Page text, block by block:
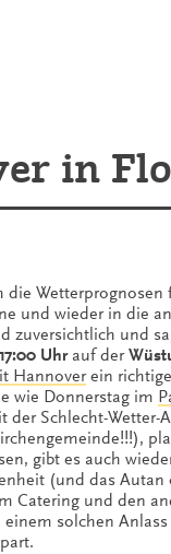
in
die
und wieder in die
zuversichtlich und
17:00 Uhrauf der
Hannoverein
wie Donnerstag im
der Schlecht-Wetter-
gibt es auch
(und das
Catering und den
einem solchen